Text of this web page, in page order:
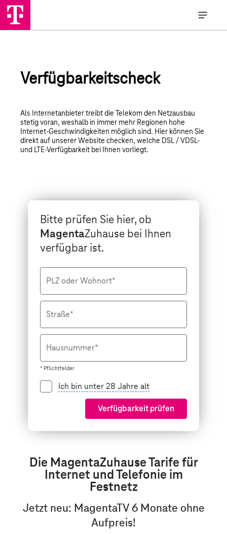
Verfügbarkeitscheck
Als Internetanbieter treibt die Telekom den Netzausbau
stetig voran, weshalb in immer mehr Regionen hohe
Internet-Geschwindigkeiten möglich sind. Hier können Sie
direkt auf unserer Website checken, welche DSL / VDSL-
und LTE-Verfügbarkeit bei Ihnen vorliegt.
Bitte prüfen Sie hier, ob
MagentaZuhause bei Ihnen
verfügbar ist.
PLZ oder Wohnort*
Straße*
Hausnummer*
* Pflichtfelder
Ich bin unter 28 Jahre alt
Verfügbarkeit prüfen
Die MagentaZuhause Tarife für
Internet und Telefonie im
Festnetz
Jetzt neu: MagentaTV 6 Monate ohne
Aufpreis!